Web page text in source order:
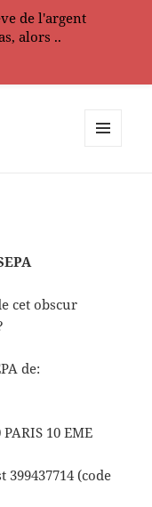
cet obscur
de:
PARIS 10 EME
399437714 (code
de l'argent
alors ..